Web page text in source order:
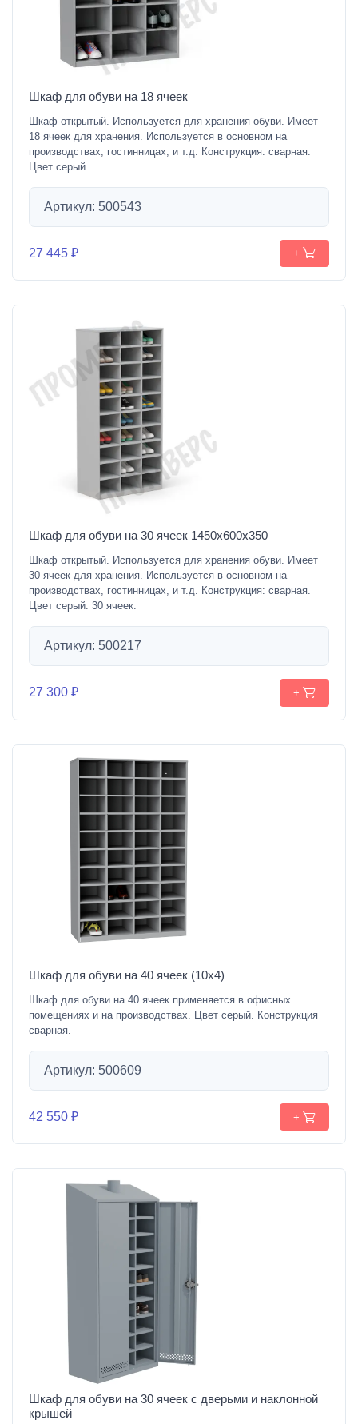
Шкаф для обуви на 18 ячеек
Шкаф открытый. Используется для хранения обуви. Имеет
18 ячеек для хранения. Используется в основном на
производствах, гостинницах, и т.д. Конструкция: сварная.
Цвет серый.
Артикул: 500543
27 445 ₽ +
Шкаф для обуви на 30 ячеек 1450х600х350
Шкаф открытый. Используется для хранения обуви. Имеет
30 ячеек для хранения. Используется в основном на
производствах, гостинницах, и т.д. Конструкция: сварная.
Цвет серый. 30 ячеек.
Артикул: 500217
27 300 ₽ +
Шкаф для обуви на 40 ячеек (10х4)
Шкаф для обуви на 40 ячеек применяется в офисных
помещениях и на производствах. Цвет серый. Конструкция
сварная.
Артикул: 500609
42 550 ₽ +
Шкаф для обуви на 30 ячеек с дверьми и наклонной
крышей